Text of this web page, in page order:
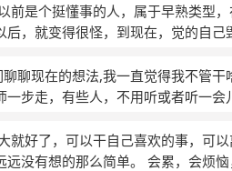
前是个挺懂事的人，属于早熟类型
后，就变得很怪，到现在，觉的自
性不可能做想的事现在真在坐着，
聊现在的想法,我一直觉得我不管
步走，有些人，不用听或者听一
可奈何，不管何时，我经常处于没
管对啥事总是没兴趣，只要能在家
就好了，可以干自己喜欢的事，可
远没有想的那么简单。 会累，会烦